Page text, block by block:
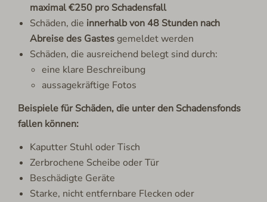
maximal €250 pro Schadensfall
Schäden, die innerhalb von 48 Stunden nach
Abreise des Gastesgemeldet werden
Schäden, die ausreichend belegt sind durch:
eine klare Beschreibung
aussagekräftige Fotos
Beispiele für Schäden, die unter den Schadensfonds
fallen können:
Kaputter Stuhl oder Tisch
Zerbrochene Scheibe oder Tür
Beschädigte Geräte
Starke, nicht entfernbare Flecken oder